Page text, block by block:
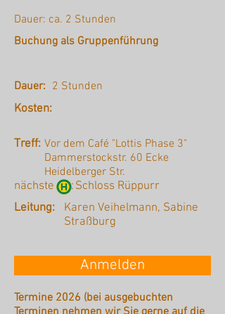
Dauer: ca. 2 Stunden
Buchung als Gruppenführung
2 Stunden
Dauer:
Kosten:
Treff: Vor dem Café "Lottis Phase 3"
Dammerstockstr. 60 Ecke
Heidelberger Str.
nächste : Schloss Rüppurr
Leitung:
Karen Veihelmann, Sabine
Straßburg
Anmelden
Termine 2026 (bei ausgebuchten